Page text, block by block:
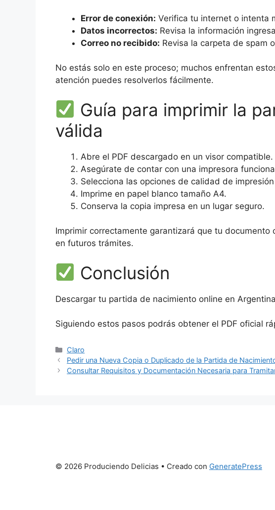
Error de conexión: Verifica tu internet o intenta
Datos incorrectos: Revisa la información
Correo no recibido: Revisa la carpeta de spam
No estás solo en este proceso; muchos enfrentan
atención puedes resolverlos fácilmente.
Guía para imprimir la
válida
Abre el PDF descargado en un visor compatible.
Asegúrate de contar con una impresora
Selecciona las opciones de calidad de
Imprime en papel blanco tamaño A4.
Conserva la copia impresa en un lugar seguro.
Imprimir correctamente garantizará que tu documento
en futuros trámites.
Conclusión
Descargar tu partida de nacimiento online en
Siguiendo estos pasos podrás obtener el PDF oficial
Categorías
Claro
Pedir una Nueva Copia o Duplicado de la Partida de
Consultar Requisitos y Documentación Necesaria para
© 2026 Produciendo Delicias • Creado con GeneratePress